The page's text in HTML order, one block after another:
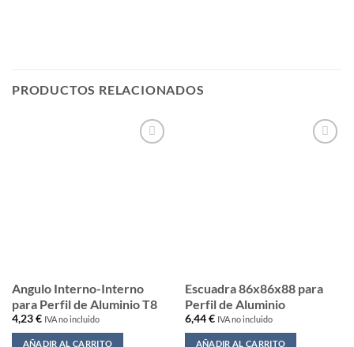
PRODUCTOS RELACIONADOS
Angulo Interno-Interno
para Perfil de Aluminio T8
4,23€ IVA no incluido
AÑADIR AL CARRITO
Escuadra 86x86x88 para
Perfil de Aluminio
6,44€ IVA no incluido
AÑADIR AL CARRITO